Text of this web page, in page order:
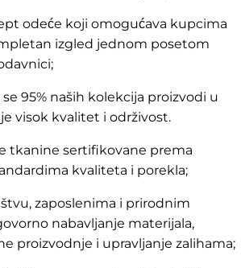
odeće koji omogućava kupcima
izgled jednom posetom
95% naših kolekcija proizvodi u
visok kvalitet i održivost.
tkanine sertifikovane prema
kvaliteta i porekla;
zaposlenima i prirodnim
nabavljanje materijala,
proizvodnje i upravljanje zalihama;